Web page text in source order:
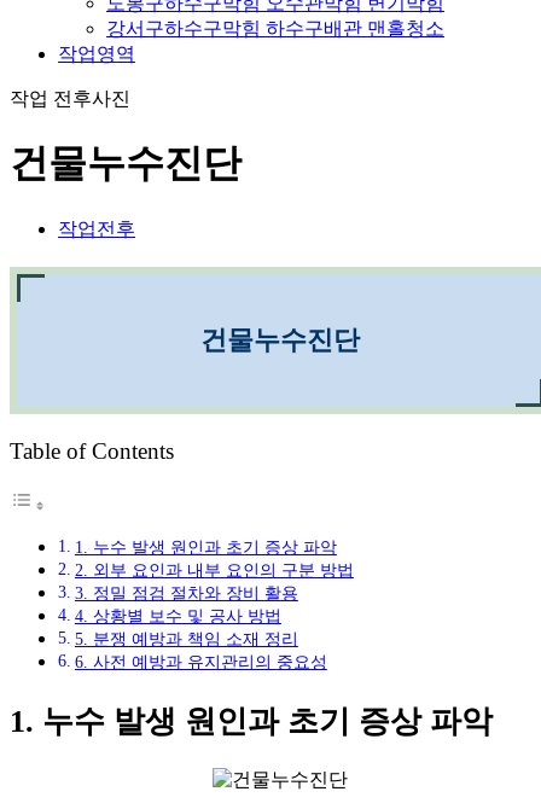
강서구하수구막힘 하수구배관 맨홀청소
작업영역
작업 전후사진
건물누수진단
작업전후
건물누수진단
Table of Contents
1. 누수 발생 원인과 초기 증상 파악
2. 외부 요인과 내부 요인의 구분 방법
3. 정밀 점검 절차와 장비 활용
4. 상황별 보수 및 공사 방법
5. 분쟁 예방과 책임 소재 정리
6. 사전 예방과 유지관리의 중요성
1. 누수 발생 원인과 초기 증상 파악